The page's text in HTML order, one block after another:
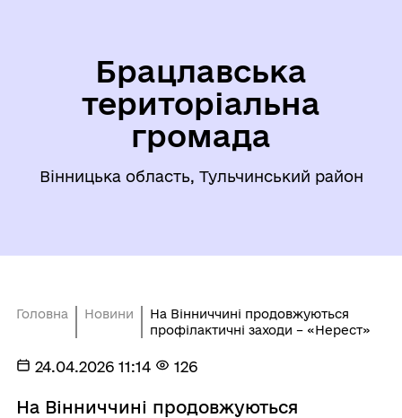
Брацлавська
територіальна
громада
Вінницька область, Тульчинський район
Головна Новини
На Вінниччині продовжуються
профілактичні заходи – «Нерест»
24.04.2026 11:14 126
На Вінниччині продовжуються